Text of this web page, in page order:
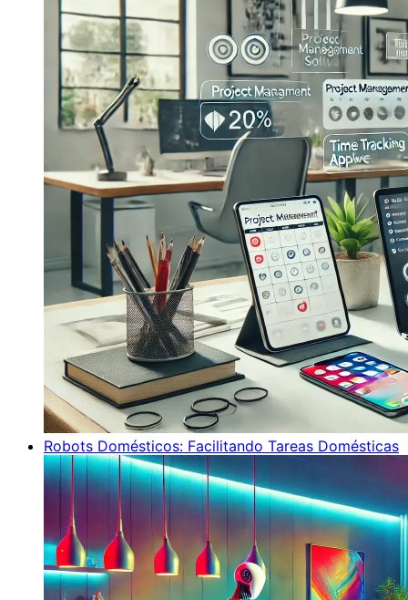
Robots Domésticos: Facilitando Tareas Domésticas